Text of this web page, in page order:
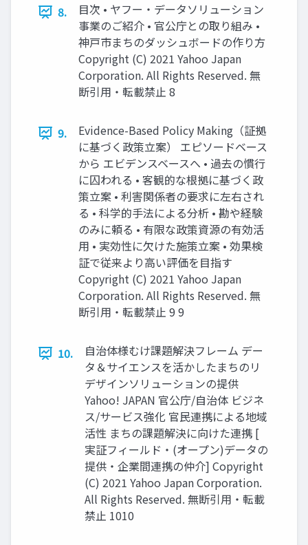
8.
⽬次 • ヤフー・データソリューション
事業のご紹介 • 官公庁との取り組み •
神⼾市まちのダッシュボードの作り⽅
Copyright (C) 2021 Yahoo Japan
Corporation. All Rights Reserved. 無
断引用・転載禁止 8
9.
Evidence-Based Policy Making（証拠
に基づく政策⽴案） エピソードベース
から エビデンスベースへ • 過去の慣⾏
に囚われる • 客観的な根拠に基づく政
策⽴案 • 利害関係者の要求に左右され
る • 科学的⼿法による分析 • 勘や経験
のみに頼る • 有限な政策資源の有効活
⽤ • 実効性に⽋けた施策⽴案 • 効果検
証で従来より⾼い評価を⽬指す
Copyright (C) 2021 Yahoo Japan
Corporation. All Rights Reserved. 無
断引用・転載禁止 9 9
10.
⾃治体様むけ課題解決フレーム デー
タ＆サイエンスを活かしたまちのリ
デザインソリューションの提供
Yahoo! JAPAN 官公庁/⾃治体 ビジネ
ス/サービス強化 官⺠連携による地域
活性 まちの課題解決に向けた連携 [
実証フィールド・(オープン)データの
提供・企業間連携の仲介] Copyright
(C) 2021 Yahoo Japan Corporation.
All Rights Reserved. 無断引用・転載
禁止 1010